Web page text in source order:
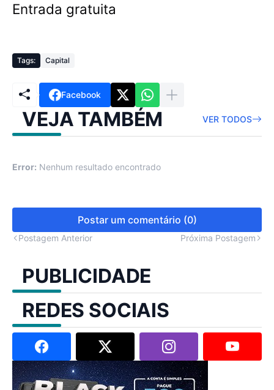
Entrada gratuita
Tags: Capital
Facebook
VEJA TAMBÉM VER TODOS
Error: Nenhum resultado encontrado
Postar um comentário (0)
Postagem Anterior Próxima Postagem
PUBLICIDADE
REDES SOCIAIS